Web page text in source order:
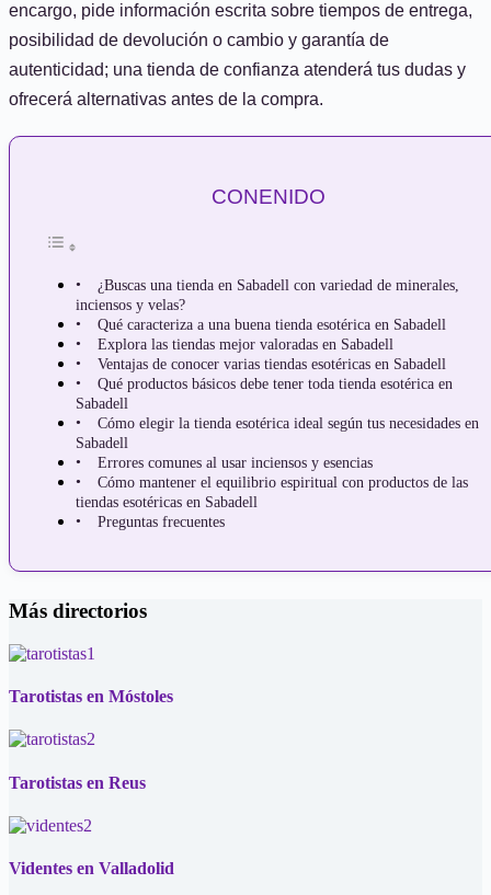
encargo, pide información escrita sobre tiempos de entrega,
posibilidad de devolución o cambio y garantía de
autenticidad; una tienda de confianza atenderá tus dudas y
ofrecerá alternativas antes de la compra.
CONENIDO
¿Buscas una tienda en Sabadell con variedad de minerales,
inciensos y velas?
Qué caracteriza a una buena tienda esotérica en Sabadell
Explora las tiendas mejor valoradas en Sabadell
Ventajas de conocer varias tiendas esotéricas en Sabadell
Qué productos básicos debe tener toda tienda esotérica en
Sabadell
Cómo elegir la tienda esotérica ideal según tus necesidades en
Sabadell
Errores comunes al usar inciensos y esencias
Cómo mantener el equilibrio espiritual con productos de las
tiendas esotéricas en Sabadell
Preguntas frecuentes
Más directorios
Tarotistas en Móstoles
Tarotistas en Reus
Videntes en Valladolid